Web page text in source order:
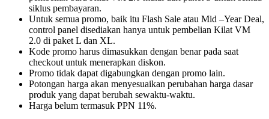
siklus pembayaran.
Untuk semua promo, baik itu Flash Sale atau Mid –Year Deal,
control panel disediakan hanya untuk pembelian Kilat VM
2.0 di paket L dan XL.
Kode promo harus dimasukkan dengan benar pada saat
checkout untuk menerapkan diskon.
Promo tidak dapat digabungkan dengan promo lain.
Potongan harga akan menyesuaikan perubahan harga dasar
produk yang dapat berubah sewaktu-waktu.
Harga belum termasuk PPN 11%.